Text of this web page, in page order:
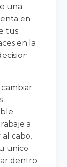
una
en
tus
en la
a
cabo,
unico
dentro